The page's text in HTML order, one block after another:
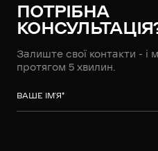
ПОТРІБНА
Залиште свої контакти - і
протягом 5 хвилин.
ВАШЕ ІМ’Я*